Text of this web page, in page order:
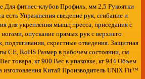
Для фитнес-клубов Профиль, мм 2,5 Рукоятки
есть Упражнения сведение рук, сгибание и
для укрепления мышц пресса, приседания с
опускание прямых рук с верхнего
подтягивания, скрестные отведения. Защитная
CE, RoHS Размер в рабочем состоянии, см
товара, кг 900 Вес в упаковке, кг 944 Объем
изготовления Китай Производитель UNIX Fit™